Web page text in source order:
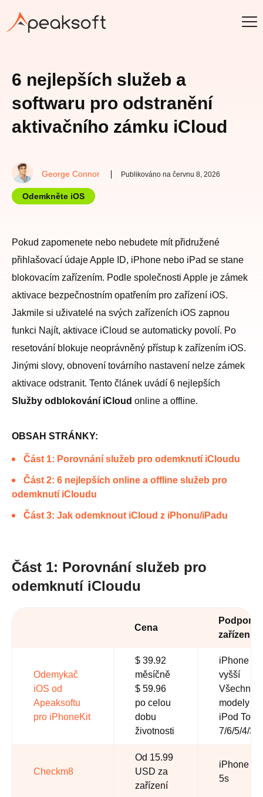
6 nejlepších služeb a
softwaru pro odstranění
aktivačního zámku iCloud
George Connor Publikováno na červnu 8, 2026
Odemkněte iOS
Pokud zapomenete nebo nebudete mít přidružené
přihlašovací údaje Apple ID, iPhone nebo iPad se stane
blokovacím zařízením. Podle společnosti Apple je zámek
aktivace bezpečnostním opatřením pro zařízení iOS.
Jakmile si uživatelé na svých zařízeních iOS zapnou
funkci Najít, aktivace iCloud se automaticky povolí. Po
resetování blokuje neoprávněný přístup k zařízením iOS.
Jinými slovy, obnovení továrního nastavení nelze zámek
aktivace odstranit. Tento článek uvádí 6 nejlepších
Služby odblokování iCloud online a offline.
OBSAH STRÁNKY:
Část 1: Porovnání služeb pro odemknutí iCloudu
Část 2: 6 nejlepších online a offline služeb pro
odemknutí iCloudu
Část 3: Jak odemknout iCloud z iPhonu/iPadu
Část 1: Porovnání služeb pro
odemknutí iCloudu
Cena
zařízení
Odemykač
iOS od
Apeaksoftu
pro iPhoneKit
$ 39.92
měsíčně
$ 59.96
po celou
dobu
životnosti
iPhone 5
vyšší
Všechny
modely
iPod
7/6/5/4/3/
Checkm8
Od 15.99
USD za
zařízení
iPhone
5s